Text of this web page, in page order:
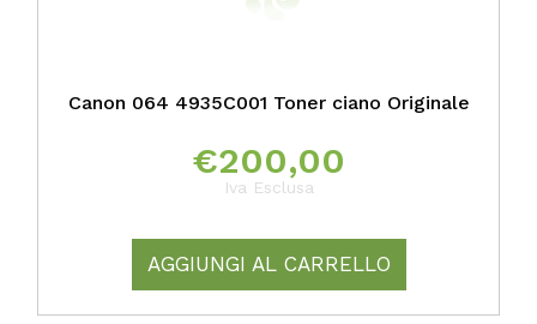
Canon 064 4935C001 Toner ciano Originale
€200,00
Iva Esclusa
AGGIUNGI AL CARRELLO